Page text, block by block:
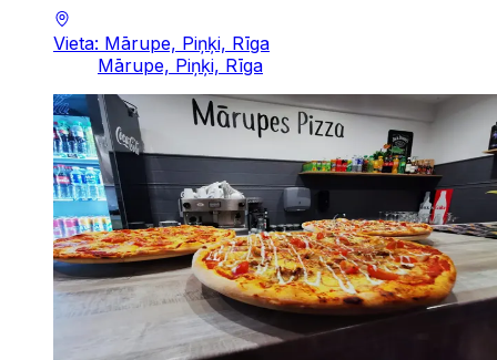
Vieta: Mārupe, Piņķi, Rīga
Mārupe, Piņķi, Rīga